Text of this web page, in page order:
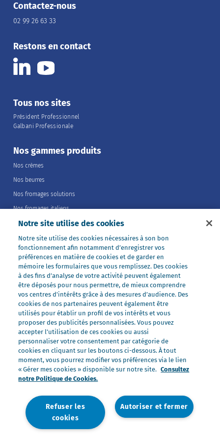
Contactez-nous
02 99 26 63 33
Restons en contact
Tous nos sites
Président Professionnel
Galbani Professionale
Nos gammes produits
Nos crèmes
Nos beurres
Nos fromages solutions
Nos fromages italiens
Nos fromages portions
Nos fromages entiers
Nos préparations
Nos ultra-frais
Nos laits
Nos marques
Président Professionnel
Galbani Professionale
Lactel Professionnel
Société Professionnel
Salakis Professionnel
Nous rejoindre
Rejoindre le Groupe Lactalis
Les métiers du Foodservice
Nos offres
Notre site utilise des cookies
Notre site utilise des cookies nécessaires à son bon
fonctionnement afin notamment d’enregistrer vos
préférences en matière de cookies et de garder en
mémoire les formulaires que vous remplissez. Des cookies
à des fins d’analyse de votre activité peuvent également
être déposés pour nous permettre, de mieux comprendre
vos centres d'intérêts grâce à des mesures d’audience. Des
cookies de nos partenaires peuvent également être
utilisés pour établir un profil de vos intérêts et vous
proposer des publicités personnalisées. Vous pouvez
accepter l’utilisation de ces cookies ou aussi
personnaliser votre consentement par catégorie de
cookies en cliquant sur les boutons ci-dessous. À tout
moment, vous pourrez modifier vos préférences via le lien
« Gérer mes cookies » disponible sur notre site. Consultez
notre Politique de Cookies.
Autoriser et fermer
Refuser les
cookies